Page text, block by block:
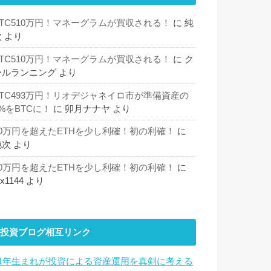
万円！マネーグラムが買収される！ に 純
より
万円！マネーグラムが買収される！ に ク
ルランニング より
万円！リオデジャネイロ市が準備資産の
をBTCに！
に 卯月ナナヤ より
万円を超えたETHを少し利確！初の利確！
に
より
万円を超えたETHを少し利確！初の利確！
に
より
投資ブログ相互リンク
年生まれが投資による資産運用を真剣に考える